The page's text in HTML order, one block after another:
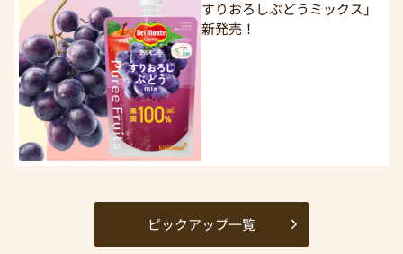
すりおろしぶどうミックス」
新発売！
ピックアップ一覧